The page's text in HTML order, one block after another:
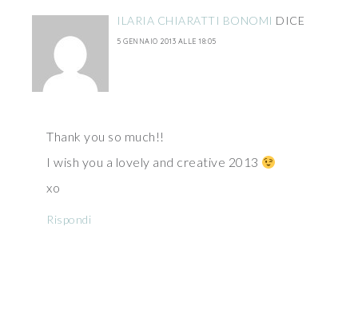
ILARIA CHIARATTI BONOMI DICE
5 GENNAIO 2013 ALLE 18:05
Thank you so much!!
I wish you a lovely and creative 2013
xo
Rispondi